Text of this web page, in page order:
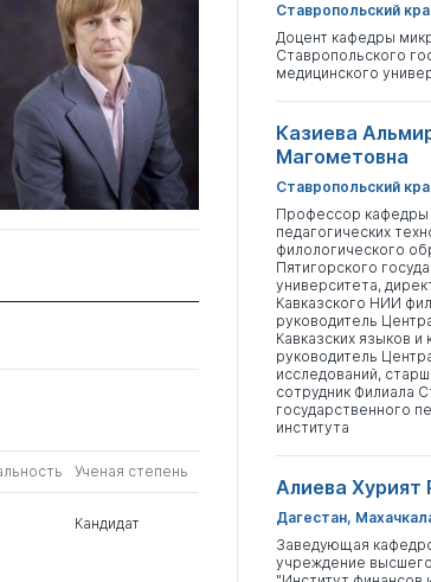
Ученая степень
Кандидат
Ставропольский
Доцент кафедры
Ставропольского
медицинского
Казиева
Магометовна
Ставропольский
Профессор кафедры
педагогических
филологического
Пятигорского
университета,
Кавказского НИИ
руководитель
Кавказских языков и
руководитель
исследований,
сотрудник Филиала
государственного
института
Алиева Хурият
Дагестан,
Заведующая
учреждение